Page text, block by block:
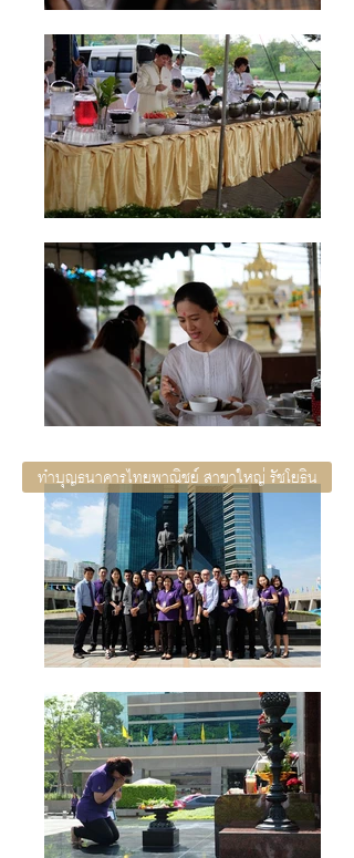
ทำบุญธนาคารไทยพาณิชย์ สาขาใหญ่ รัชโยธิน